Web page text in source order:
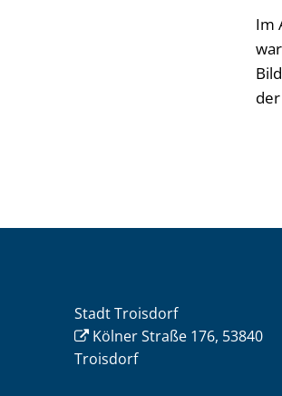
Im
Stadt Troisdorf
Kölner Straße 176, 53840
Troisdorf